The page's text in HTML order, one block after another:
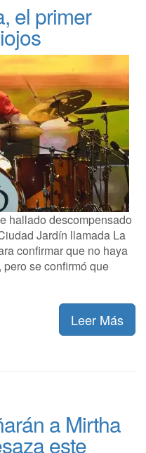
el primer
hallado descompensado
Jardín llamada La
confirmar que no haya
se confirmó que
Leer Más
a Mirtha
este